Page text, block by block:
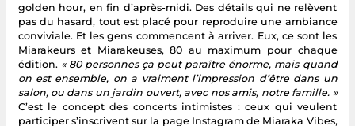
golden hour, en fin d’après-midi. Des détails qui ne relèvent
pas du hasard, tout est placé pour reproduire une ambiance
conviviale. Et les gens commencent à arriver. Eux, ce sont les
Miarakeurs et Miarakeuses, 80 au maximum pour chaque
édition. « 80 personnes ça peut paraître énorme, mais quand
on est ensemble, on a vraiment l’impression d’être dans un
salon, ou dans un jardin ouvert, avec nos amis, notre famille. »
C’est le concept des concerts intimistes : ceux qui veulent
participer s’inscrivent sur la page Instagram de Miaraka Vibes,